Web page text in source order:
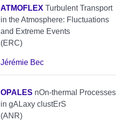
ATMOFLEX Turbulent Transport
in the Atmosphere: Fluctuations
and Extreme Events
(ERC)
Jérémie Bec
OPALES nOn-thermal Processes
in gALaxy clustErS
(ANR)